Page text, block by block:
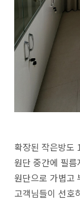
확장된 작은방도
원단 중간에 필
원단으로 가볍고
고객님들이 선호